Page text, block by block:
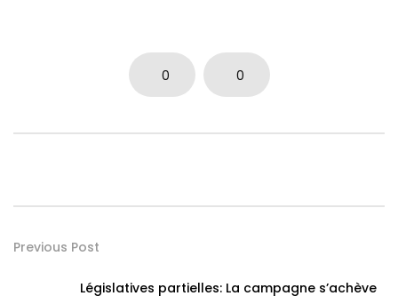
0 0
Previous Post
Législatives partielles: La campagne s’achève